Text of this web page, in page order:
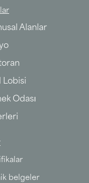
Alanlar
Lobisi
Odası
belgeler